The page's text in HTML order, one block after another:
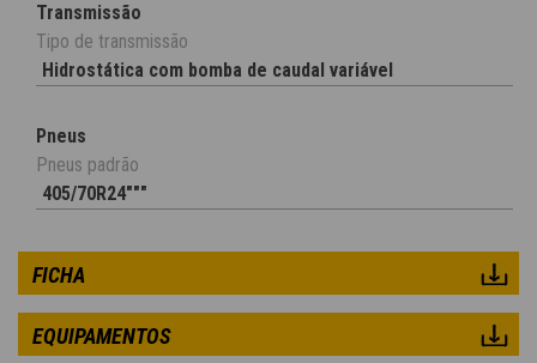
Transmissão
Tipo de transmissão
Hidrostática com bomba de caudal variável
Pneus
Pneus padrão
405/70R24"""
FICHA
EQUIPAMENTOS